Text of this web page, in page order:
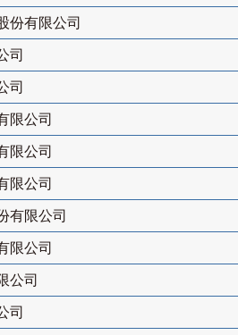
份有限公司
司
司
限公司
限公司
限公司
有限公司
限公司
公司
司